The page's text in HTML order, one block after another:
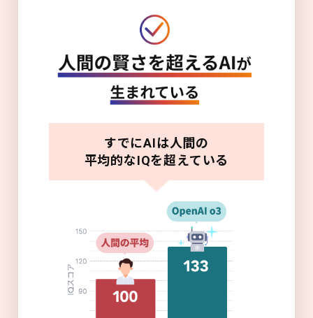
すでにAIは人間の
平均的なIQを超えている